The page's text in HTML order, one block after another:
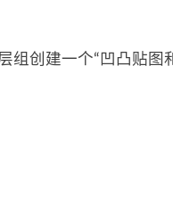
组创建一个“凹凸贴图